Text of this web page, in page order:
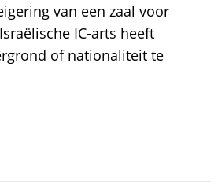
van een zaal voor
IC-arts heeft
of nationaliteit te